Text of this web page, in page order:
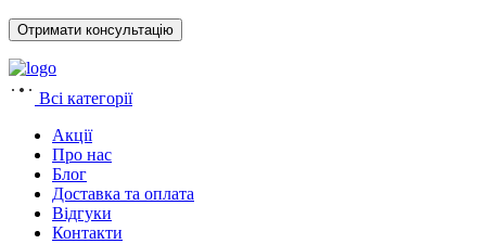
Всі категорії
Акції
Про нас
Блог
Доставка та оплата
Відгуки
Контакти